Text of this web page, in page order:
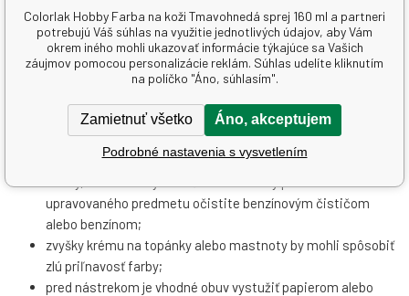
Colorlak Hobby Farba na koži Tmavohnedá sprej 160 ml
Farba k farebnej povrchovej úprave kožených výrobkov.
úprave kožených výrobkov, koženej obuvi a koženej
galantérie;
nie je vhodná pre plastickej hmoty a koženky;
upravovaného predmetu očistite benzínovým čističom
alebo benzínom;
zvyšky krému na topánky alebo mastnoty by mohli spôsobiť
zlú priľnavosť farby;
pred nástrekom je vhodné obuv vystužiť papierom alebo
Colorlak Hobby Farba na koži Tmavohnedá sprej 160 ml a partneri
potrebujú Váš súhlas na využitie jednotlivých údajov, aby Vám
okrem iného mohli ukazovať informácie týkajúce sa Vašich
záujmov pomocou personalizácie reklám. Súhlas udelíte kliknutím
na políčko "Áno, súhlasím".
Zamietnuť všetko Áno, akceptujem
Podrobné nastavenia s vysvetlením